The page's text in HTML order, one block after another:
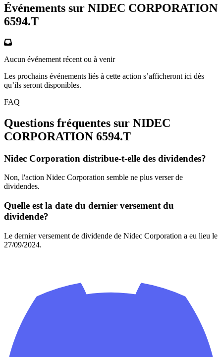
Événements sur NIDEC CORPORATION
6594.T
Aucun événement récent ou à venir
Les prochains événements liés à cette action s’afficheront ici dès
qu’ils seront disponibles.
FAQ
Questions fréquentes sur NIDEC
CORPORATION 6594.T
Nidec Corporation distribue-t-elle des dividendes?
Non, l'action Nidec Corporation semble ne plus verser de
dividendes.
Quelle est la date du dernier versement du
dividende?
Le dernier versement de dividende de Nidec Corporation a eu lieu le
27/09/2024.